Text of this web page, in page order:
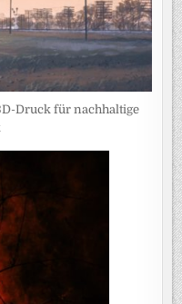
Druck für nachhaltige